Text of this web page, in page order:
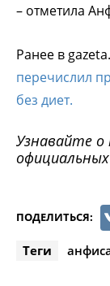
– отметила
Ранее в
перечислил
без диет.
Узнавайте
ПОДЕЛИТЬСЯ:
Теги